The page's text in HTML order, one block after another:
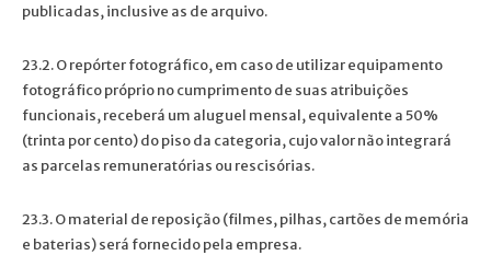
publicadas, inclusive as de arquivo.
23.2. O repórter fotográfico, em caso de utilizar equipamento
fotográfico próprio no cumprimento de suas atribuições
funcionais, receberá um aluguel mensal, equivalente a 50%
(trinta por cento) do piso da categoria, cujo valor não integrará
as parcelas remuneratórias ou rescisórias.
23.3. O material de reposição (filmes, pilhas, cartões de memória
e baterias) será fornecido pela empresa.